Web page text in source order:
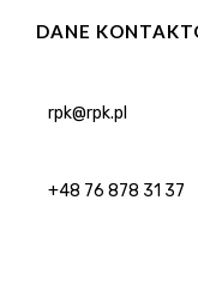
DANE
rpk@rpk.pl
+48 76 878 31 37